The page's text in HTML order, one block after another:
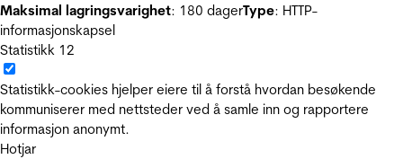
Maksimal lagringsvarighet: 180 dagerType: HTTP-
informasjonskapsel
Statistikk 12
Statistikk-cookies hjelper eiere til å forstå hvordan besøkende
kommuniserer med nettsteder ved å samle inn og rapportere
informasjon anonymt.
Hotjar